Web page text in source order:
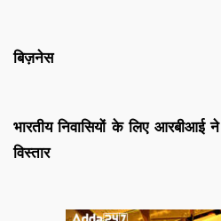
बिज़नेस
भारतीय निवासियों के लिए आरबीआई
विस्तार